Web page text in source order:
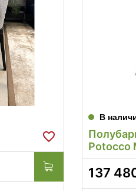
В
Potocco
137